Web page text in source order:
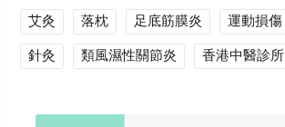
艾灸
落枕 足底筋膜炎 運動損傷
針灸
類風濕性關節炎 香港中醫診所